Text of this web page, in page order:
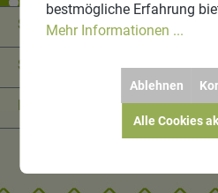
Service-Hotline
Shop Service
Informationen
bestmögliche Erfahrung
Mehr Informationen ...
Ablehnen
Alle Cookies